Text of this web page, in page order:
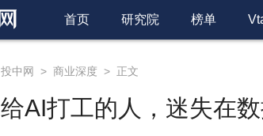
首页 研究院 榜单
投中网 > 商业深度 > 正文
给AI打工的人，迷失在